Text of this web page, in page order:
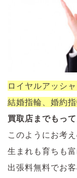
ロイヤルアッシ
結婚指輪、婚約
買取店までもっ
このようにお考
生まれも育ちも
出張料無料でお